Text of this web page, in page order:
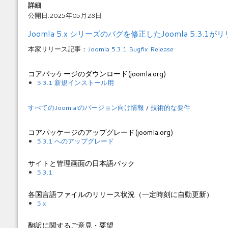
詳細
公開日:2025年05月28日
Joomla 5.x シリーズのバグを修正したJoomla 5.3.1がリ
本家リリース記事： Joomla 5.3.1 Bugfix Release
コアパッケージのダウンロード(joomla.org)
5.3.1 新規インストール用
すべてのJoomla!のバージョン向け情報 / 技術的な要件
コアパッケージのアップグレード(joomla.org)
5.3.1 へのアップグレード
サイトと管理画面の日本語パック
5.3.1
各国言語ファイルのリリース状況（一定時刻に自動更新）
5.x
翻訳に関するご意見・要望